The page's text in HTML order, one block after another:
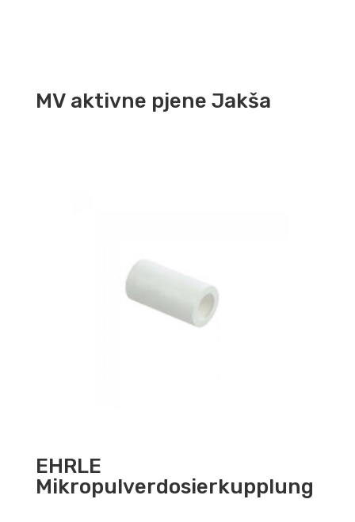
MV aktivne pjene Jakša
EHRLE
Mikropulverdosierkupplung